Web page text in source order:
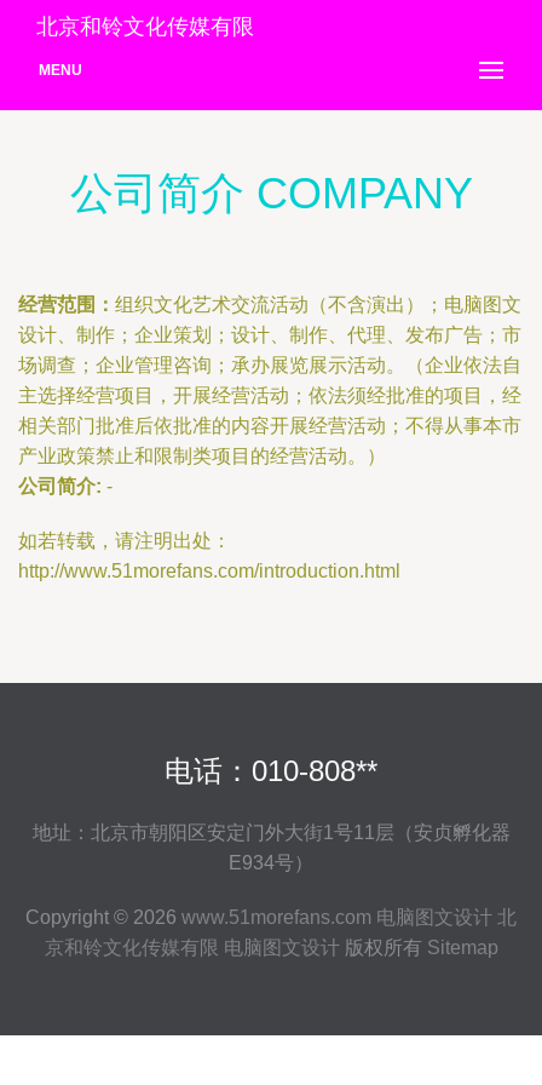
北京和铃文化传媒有限
MENU
公司简介 COMPANY
经营范围： 组织文化艺术交流活动（不含演出）；电脑图文
设计、制作；企业策划；设计、制作、代理、发布广告；市
场调查；企业管理咨询；承办展览展示活动。（企业依法自
主选择经营项目，开展经营活动；依法须经批准的项目，经
相关部门批准后依批准的内容开展经营活动；不得从事本市
产业政策禁止和限制类项目的经营活动。）
公司简介: -
如若转载，请注明出处：
http://www.51morefans.com/introduction.html
电话：010-808**
地址：北京市朝阳区安定门外大街1号11层（安贞孵化器
E934号）
Copyright © 2026 www.51morefans.com 电脑图文设计 北
京和铃文化传媒有限 电脑图文设计版权所有 Sitemap